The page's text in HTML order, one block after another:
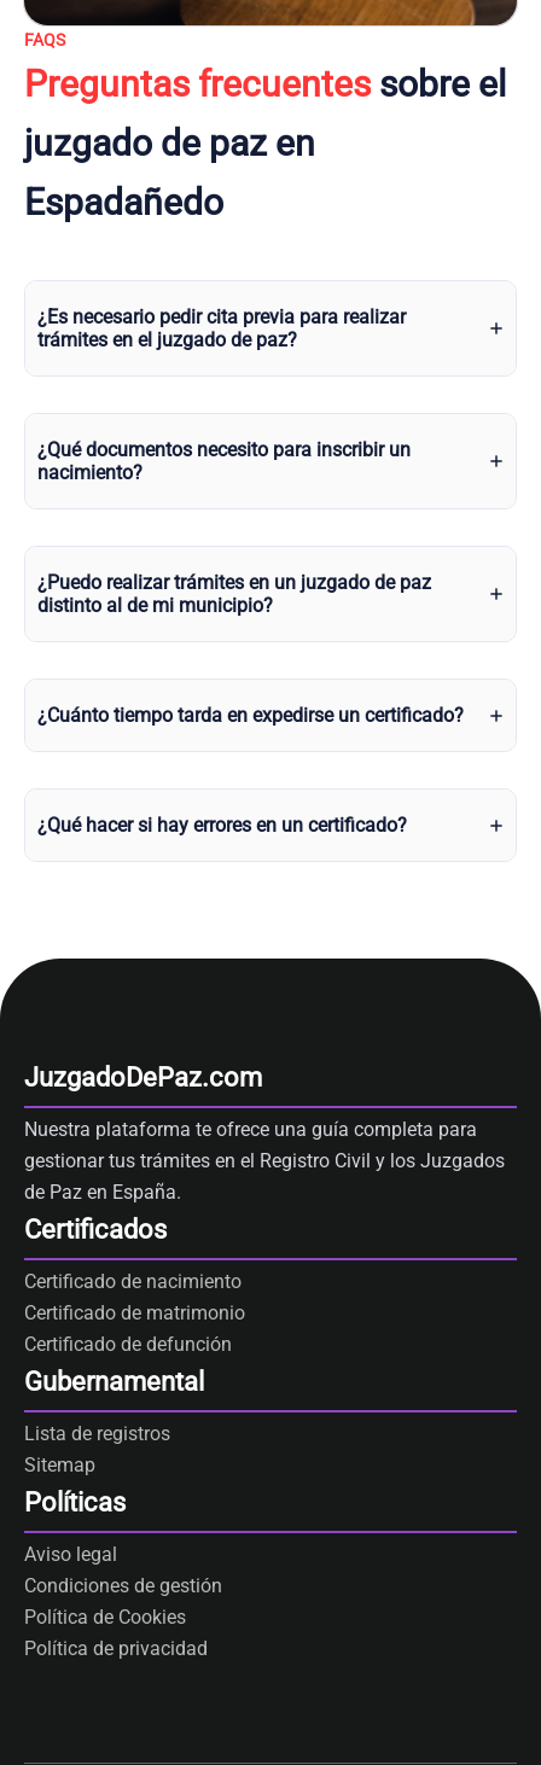
FAQS
Preguntas frecuentessobre el
juzgado de paz en
Espadañedo
¿Es necesario pedir cita previa para realizar
trámites en el juzgado de paz?
¿Qué documentos necesito para inscribir un
nacimiento?
¿Puedo realizar trámites en un juzgado de paz
distinto al de mi municipio?
¿Cuánto tiempo tarda en expedirse un certificado?
¿Qué hacer si hay errores en un certificado?
JuzgadoDePaz.com
Nuestra plataforma te ofrece una guía completa para
gestionar tus trámites en el Registro Civil y los Juzgados
de Paz en España.
Certificados
Certificado de nacimiento
Certificado de matrimonio
Certificado de defunción
Gubernamental
Lista de registros
Sitemap
Políticas
Aviso legal
Condiciones de gestión
Política de Cookies
Política de privacidad